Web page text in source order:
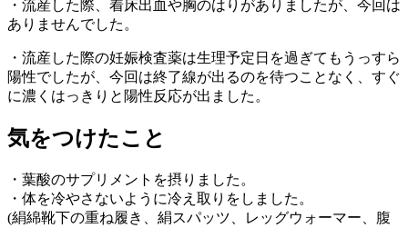
・流産した際、着床出血や胸のはりがありましたが、今回は
ありませんでした。
・流産した際の妊娠検査薬は生理予定日を過ぎてもうっすら
陽性でしたが、今回は終了線が出るのを待つことなく、すぐ
に濃くはっきりと陽性反応が出ました。
気をつけたこと
・葉酸のサプリメントを摂りました。
・体を冷やさないように冷え取りをしました。
(絹綿靴下の重ね履き、絹スパッツ、レッグウォーマー、腹